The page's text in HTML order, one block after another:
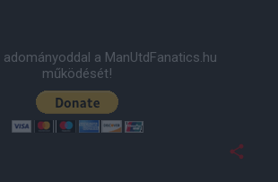
a ManUtdFanatics.hu
működését!